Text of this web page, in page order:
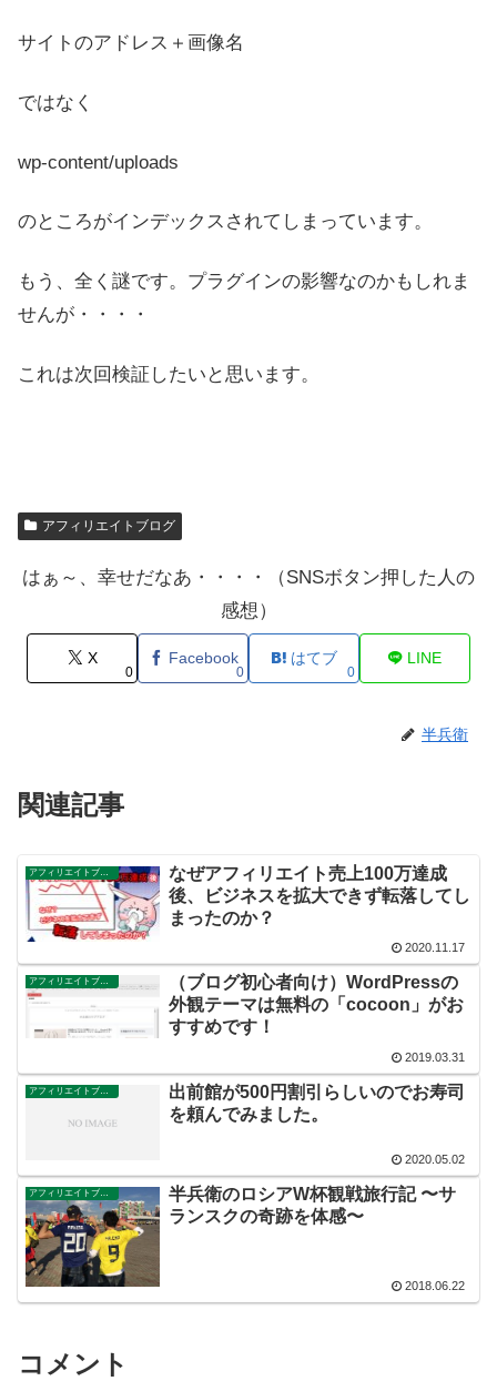
サイトのアドレス＋画像名
ではなく
wp-content/uploads
のところがインデックスされてしまっています。
もう、全く謎です。プラグインの影響なのかもしれま
せんが・・・・
これは次回検証したいと思います。
アフィリエイトブログ
はぁ～、幸せだなあ・・・・（SNSボタン押した人の
感想）
X
0
Facebook
0
はてブ
0
LINE
半兵衛
関連記事
なぜアフィリエイト売上100万達成
後、ビジネスを拡大できず転落してし
まったのか？
2020.11.17
アフィリエイトブログ
（ブログ初心者向け）WordPressの
外観テーマは無料の「cocoon」がお
すすめです！
2019.03.31
アフィリエイトブログ
出前館が500円割引らしいのでお寿司
を頼んでみました。
2020.05.02
半兵衛のロシアW杯観戦旅行記 〜サ
ランスクの奇跡を体感〜
2018.06.22
コメント